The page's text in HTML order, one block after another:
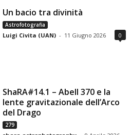
Un bacio tra divinità
Astrofotografia
Luigi Civita (UAN) - 11 Giugno 2026 0
ShaRA#14.1 – Abell 370 e la
lente gravitazionale dell’Arco
del Drago
279